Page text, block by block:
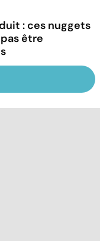
: ces nuggets
être